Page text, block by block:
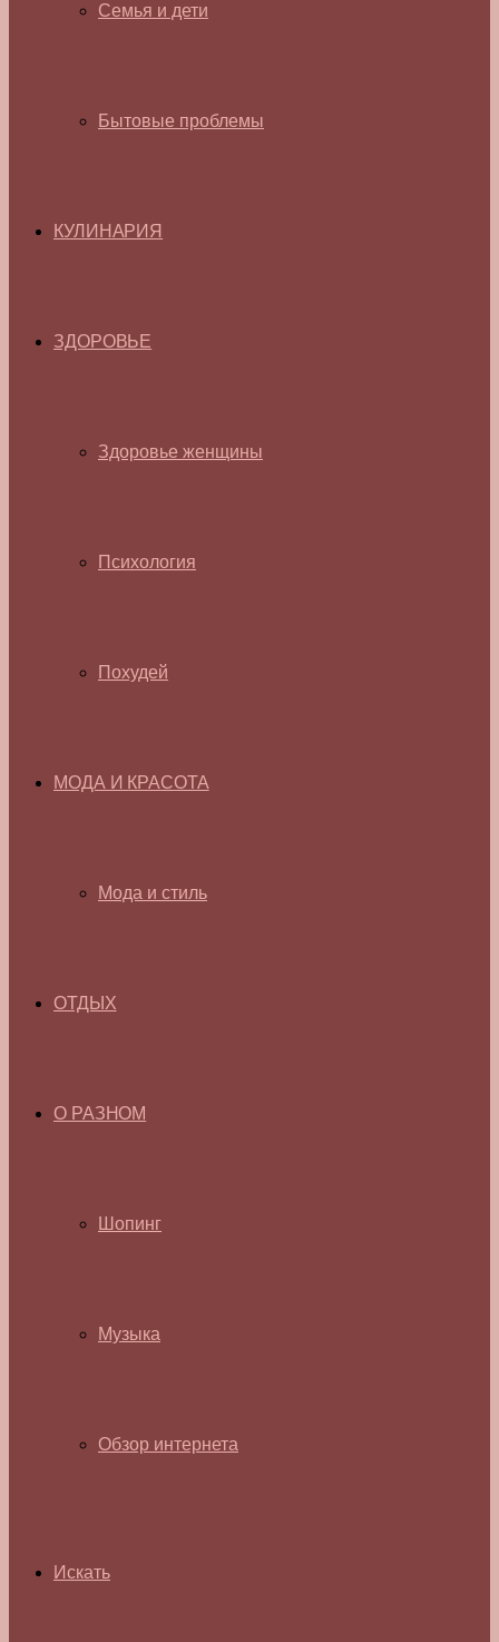
Семья и дети
Бытовые проблемы
КУЛИНАРИЯ
ЗДОРОВЬЕ
Здоровье женщины
Психология
Похудей
МОДА И КРАСОТА
Мода и стиль
ОТДЫХ
О РАЗНОМ
Шопинг
Музыка
Обзор интернета
Искать